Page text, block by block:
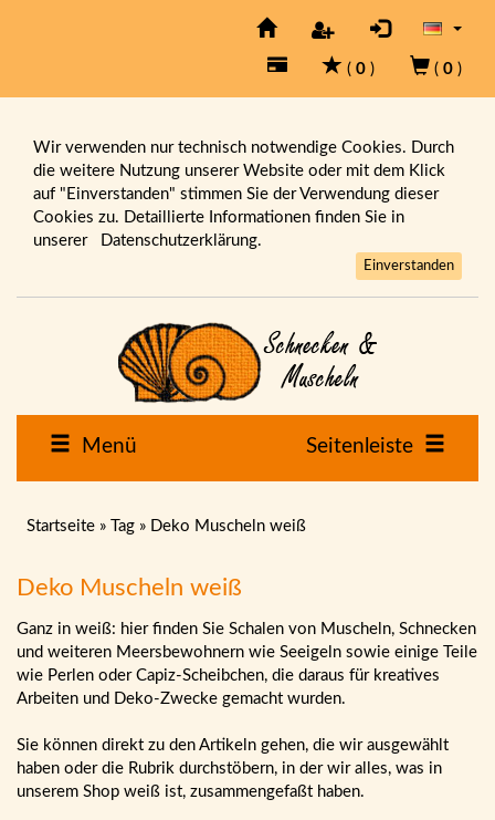
( 0 ) ( 0 )
Wir verwenden nur technisch notwendige Cookies. Durch
die weitere Nutzung unserer Website oder mit dem Klick
auf "Einverstanden" stimmen Sie der Verwendung dieser
Cookies zu. Detaillierte Informationen finden Sie in
unserer
Datenschutzerklärung.
Einverstanden
Menü Seitenleiste
Startseite » Tag » Deko Muscheln weiß
Deko Muscheln weiß
Ganz in weiß: hier finden Sie Schalen von Muscheln, Schnecken
und weiteren Meersbewohnern wie Seeigeln sowie einige Teile
wie Perlen oder Capiz-Scheibchen, die daraus für kreatives
Arbeiten und Deko-Zwecke gemacht wurden.
Sie können direkt zu den Artikeln gehen, die wir ausgewählt
haben oder die Rubrik durchstöbern, in der wir alles, was in
unserem Shop weiß ist, zusammengefaßt haben.